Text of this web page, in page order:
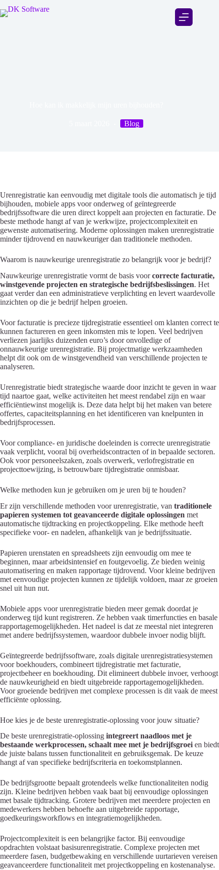
Blog
Urenregistratie kan eenvoudig met digitale tools die automatisch je tijd
bijhouden, mobiele apps voor onderweg of geïntegreerde
bedrijfssoftware die uren direct koppelt aan projecten en facturatie. De
beste methode hangt af van je werkwijze, projectcomplexiteit en
gewenste automatisering. Moderne oplossingen maken urenregistratie
minder tijdrovend en nauwkeuriger dan traditionele methoden.
Waarom is nauwkeurige urenregistratie zo belangrijk voor je bedrijf?
Nauwkeurige urenregistratie vormt de basis voorcorrecte facturatie,
winstgevende projecten en strategische bedrijfsbeslissingen. Het
gaat verder dan een administratieve verplichting en levert waardevolle
inzichten op die je bedrijf helpen groeien.
Voor facturatie is precieze tijdregistratie essentieel om klanten correct te
kunnen factureren en geen inkomsten mis te lopen. Veel bedrijven
verliezen jaarlijks duizenden euro’s door onvolledige of
onnauwkeurige urenregistratie. Bij projectmatige werkzaamheden
helpt dit ook om de winstgevendheid van verschillende projecten te
analyseren.
Urenregistratie biedt strategische waarde door inzicht te geven in waar
tijd naartoe gaat, welke activiteiten het meest rendabel zijn en waar
efficiëntiewinst mogelijk is. Deze data helpt bij het maken van betere
offertes, capaciteitsplanning en het identificeren van knelpunten in
bedrijfsprocessen.
Voor compliance- en juridische doeleinden is correcte urenregistratie
vaak verplicht, vooral bij overheidscontracten of in bepaalde sectoren.
Ook voor personeelszaken, zoals overwerk, verlofregistratie en
projecttoewijzing, is betrouwbare tijdregistratie onmisbaar.
Welke methoden kun je gebruiken om je uren bij te houden?
Er zijn verschillende methoden voor urenregistratie, van traditionele
papieren systemen tot geavanceerde digitale oplossingen met
automatische tijdtracking en projectkoppeling. Elke methode heeft
specifieke voor- en nadelen, afhankelijk van je bedrijfssituatie.
Papieren urenstaten en spreadsheets zijn eenvoudig om mee te
beginnen, maar arbeidsintensief en foutgevoelig. Ze bieden weinig
automatisering en maken rapportage tijdrovend. Voor kleine bedrijven
met eenvoudige projecten kunnen ze tijdelijk voldoen, maar ze groeien
snel uit hun nut.
Mobiele apps voor urenregistratie bieden meer gemak doordat je
onderweg tijd kunt registreren. Ze hebben vaak timerfuncties en basale
rapportagemogelijkheden. Het nadeel is dat ze meestal niet integreren
met andere bedrijfssystemen, waardoor dubbele invoer nodig blijft.
Geïntegreerde bedrijfssoftware, zoals digitale urenregistratiesystemen
voor boekhouders, combineert tijdregistratie met facturatie,
projectbeheer en boekhouding. Dit elimineert dubbele invoer, verhoogt
de nauwkeurigheid en biedt uitgebreide rapportagemogelijkheden.
Voor groeiende bedrijven met complexe processen is dit vaak de meest
efficiënte oplossing.
Hoe kies je de beste urenregistratie-oplossing voor jouw situatie?
De beste urenregistratie-oplossing integreert naadloos met je
bestaande werkprocessen, schaalt mee met je bedrijfsgroei en biedt
de juiste balans tussen functionaliteit en gebruiksgemak. De keuze
hangt af van specifieke bedrijfscriteria en toekomstplannen.
De bedrijfsgrootte bepaalt grotendeels welke functionaliteiten nodig
zijn. Kleine bedrijven hebben vaak baat bij eenvoudige oplossingen
met basale tijdtracking. Grotere bedrijven met meerdere projecten en
medewerkers hebben behoefte aan uitgebreide rapportage,
goedkeuringsworkflows en integratiemogelijkheden.
Projectcomplexiteit is een belangrijke factor. Bij eenvoudige
opdrachten volstaat basisurenregistratie. Complexe projecten met
meerdere fasen, budgetbewaking en verschillende uurtarieven vereisen
geavanceerdere functionaliteit met projectkoppeling en kostenanalyse.